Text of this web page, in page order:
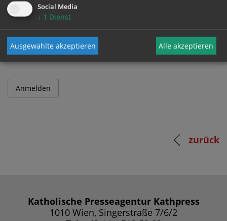
Passwort
zurück
Katholische Presseagentur Kathpress
1010 Wien, Singerstraße 7/6/2
Social Media
↓ 1 Dienst
Ausgewählte akzeptieren Alle akzeptieren